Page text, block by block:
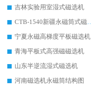
吉林实验用室湿式磁选机
CTB-1540新
宁夏永磁高梯度平板磁选机
青海平板式高强磁磁选机
山东半逆流湿式磁选机
河南磁选机永磁筒结构图